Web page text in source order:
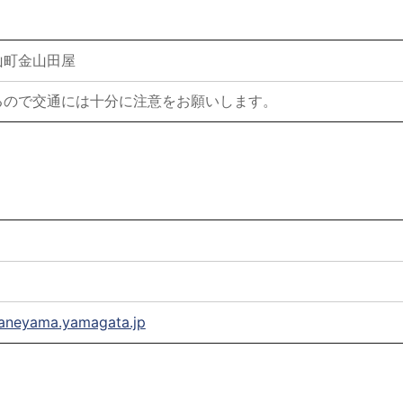
金山田屋
で交通には十分に注意をお願いします。